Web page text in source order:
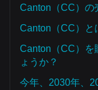
Canton（CC）の
Canton（CC）と
Canton（CC）を
ょうか？
今年、2030年、